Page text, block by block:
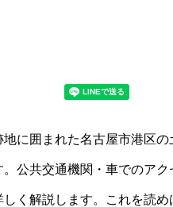
に囲まれた名古屋市港区
公共交通機関・車でのア
く解説します。これを読